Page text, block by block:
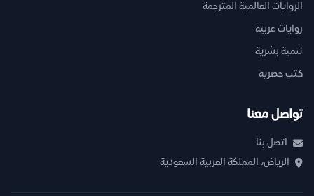
الروايات العالمية المترجمة
روايات عربية
تنمية بشرية
كتب حصرية
تواصل معنا
اتصل بنا
الرياض، المملكة العربية السعودية